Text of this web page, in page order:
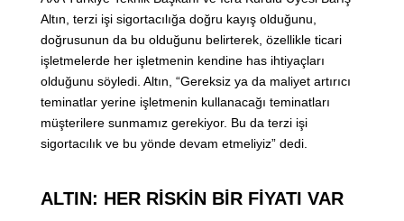
Altın, terzi işi sigortacılığa doğru kayış olduğunu,
doğrusunun da bu olduğunu belirterek, özellikle ticari
işletmelerde her işletmenin kendine has ihtiyaçları
olduğunu söyledi. Altın, “Gereksiz ya da maliyet artırıcı
teminatlar yerine işletmenin kullanacağı teminatları
müşterilere sunmamız gerekiyor. Bu da terzi işi
sigortacılık ve bu yönde devam etmeliyiz” dedi.
ALTIN: HER RİSKİN BİR FİYATI VAR